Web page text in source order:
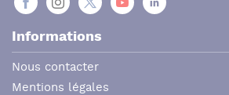
Informations
Nous contacter
Mentions légales